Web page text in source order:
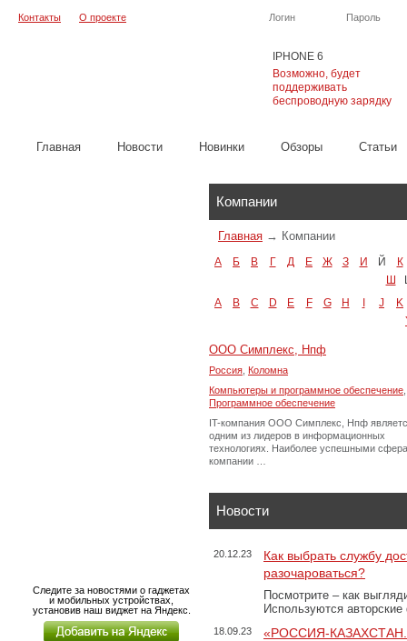
IPHONE 6
Возможно, будет
поддерживать
беспроводную зарядку
Логин Пароль
Контакты О проекте
Главная Новости Новинки Обзоры Cтатьи
Компании
Главная → Компании
А Б В Г Д Е Ж З И Й
К
Ш
A
B C D E F G H J
K
ООО Симплекс, Нпф
Россия Коломна
Компьютеры и программное обеспечение
Программное обеспечение
IT-компания ООО Симплекс, Нпф
одним из лидеров в информационных
технологиях. Наиболее успешными
компании …
Новости
20.12.23
Как выбрать службу
разочароваться?
Посмотрите – как
Используются
18.09.23
«РОССИЯ-
Следите за новостями о гаджетах
и мобильных устройствах,
установив наш виджет на Яндекс.